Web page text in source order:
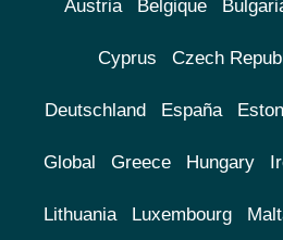
Austria Belgique
Cyprus Czech
Deutschland España
Global Greece Hungary
Lithuania Luxembourg